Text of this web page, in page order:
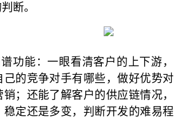
断。
功能：一眼看清客户的上下游，
的竞争对手有哪些，做好优势对
；还能了解客户的供应链情况，
定还是多变，判断开发的难易程